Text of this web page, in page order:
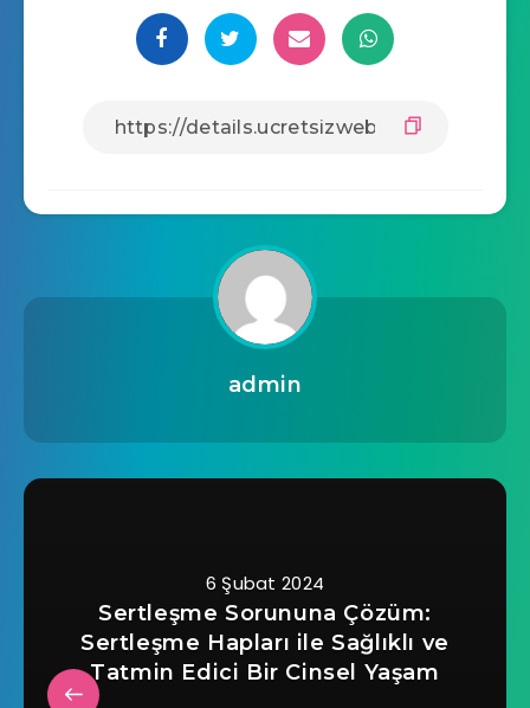
admin
6 Şubat 2024
Sertleşme Sorununa Çözüm:
Sertleşme Hapları ile Sağlıklı ve
Tatmin Edici Bir Cinsel Yaşam